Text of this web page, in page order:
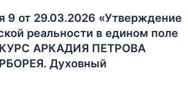
9 от 29.03.2026 «Утверждение
реальности в едином поле
КУРС АРКАДИЯ ПЕТРОВА
Духовный